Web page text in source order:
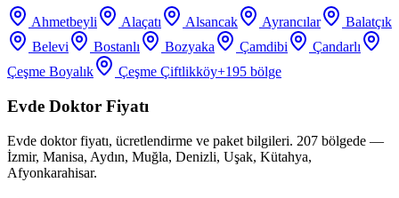
Ahmetbeyli Alaçatı Alsancak Ayrancılar
Balatçık
Belevi
Bostanlı Bozyaka Çamdibi
Çandarlı
Çeşme Boyalık
Çeşme Çiftlikköy+195 bölge
Evde Doktor Fiyatı
Evde doktor fiyatı, ücretlendirme ve paket bilgileri. 207 bölgede —
İzmir, Manisa, Aydın, Muğla, Denizli, Uşak, Kütahya,
Afyonkarahisar.